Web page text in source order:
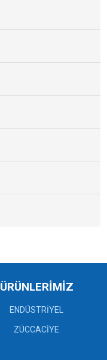
ÜRÜNLERİMİZ
ENDÜSTRİYEL
ZÜCCACİYE